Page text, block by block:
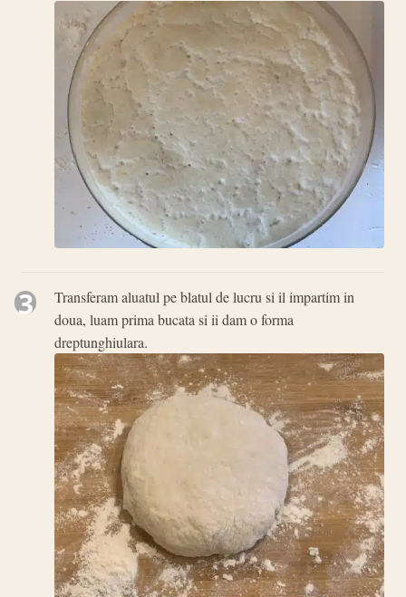
3
Transferam aluatul pe blatul de lucru si il impartim in
doua, luam prima bucata si ii dam o forma
dreptunghiulara.